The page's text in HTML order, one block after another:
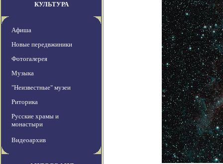
КУЛЬТУРА
Афиша
Новые передвжиники
Фотогалерея
Музыка
"Неизвестные" музеи
Риторика
Русские храмы и
монастыри
Видеоархив